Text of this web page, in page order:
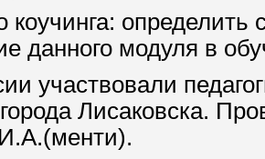
коучинга:
данного модуля в
участвовали
Лисаковска.